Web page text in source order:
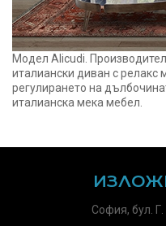
Модел Alicudi.
италиански диван с
регулирането на
италианска мека мебел.
София, бул.